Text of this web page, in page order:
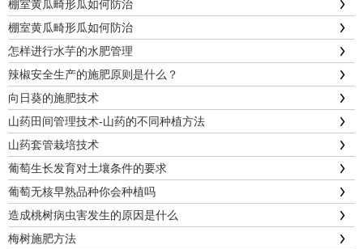
棚室黄瓜畸形瓜如何防治
棚室黄瓜畸形瓜如何防治
怎样进行水芋的水肥管理
辣椒安全生产的施肥原则是什么？
向日葵的施肥技术
山药田间管理技术-山药的不同种植方法
山药套管栽培技术
葡萄生长发育对土壤条件的要求
葡萄无核早熟品种你会种植吗
造成桃树病虫害发生的原因是什么
梅树施肥方法